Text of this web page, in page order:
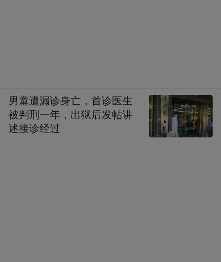
男童遭漏诊身亡，首诊医生
被判刑一年，出狱后发帖讲
述接诊经过